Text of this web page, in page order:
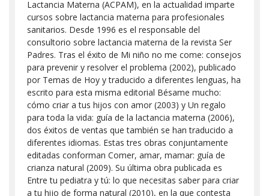
Lactancia Materna (ACPAM), en la actualidad imparte
cursos sobre lactancia materna para profesionales
sanitarios. Desde 1996 es el responsable del
consultorio sobre lactancia materna de la revista Ser
Padres. Tras el éxito de Mi niño no me come: consejos
para prevenir y resolver el problema (2002), publicado
por Temas de Hoy y traducido a diferentes lenguas, ha
escrito para esta misma editorial Bésame mucho:
cómo criar a tus hijos con amor (2003) y Un regalo
para toda la vida: guía de la lactancia materna (2006),
dos éxitos de ventas que también se han traducido a
diferentes idiomas. Estas tres obras conjuntamente
editadas conforman Comer, amar, mamar: guía de
crianza natural (2009). Su última obra publicada es
Entre tu pediatra y tú: lo que necesitas saber para criar
a tu hijo de forma natural (2010), en la que contesta